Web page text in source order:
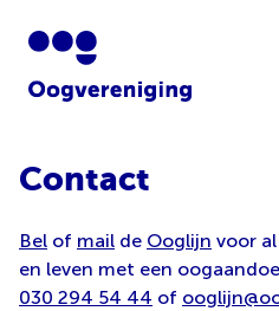
Contact
Bel of mail de Ooglijn voor
en leven met een
030 294 54 44 of